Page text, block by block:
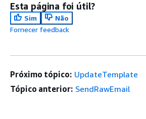
Esta página foi útil?
Sim
Não
Fornecer feedback
Próximo tópico: UpdateTemplate
Tópico anterior: SendRawEmail